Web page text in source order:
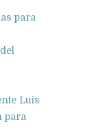
para
Luis
para